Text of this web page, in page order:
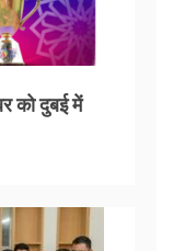
को दुबई में